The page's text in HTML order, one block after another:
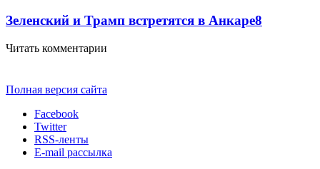
Зеленский и Трамп встретятся в Анкаре8
Читать комментарии
Полная версия сайта
Facebook
Twitter
RSS-ленты
E-mail рассылка